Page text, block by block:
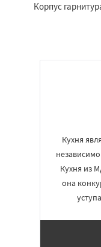
Корпус
Кухня
Кухня из
она